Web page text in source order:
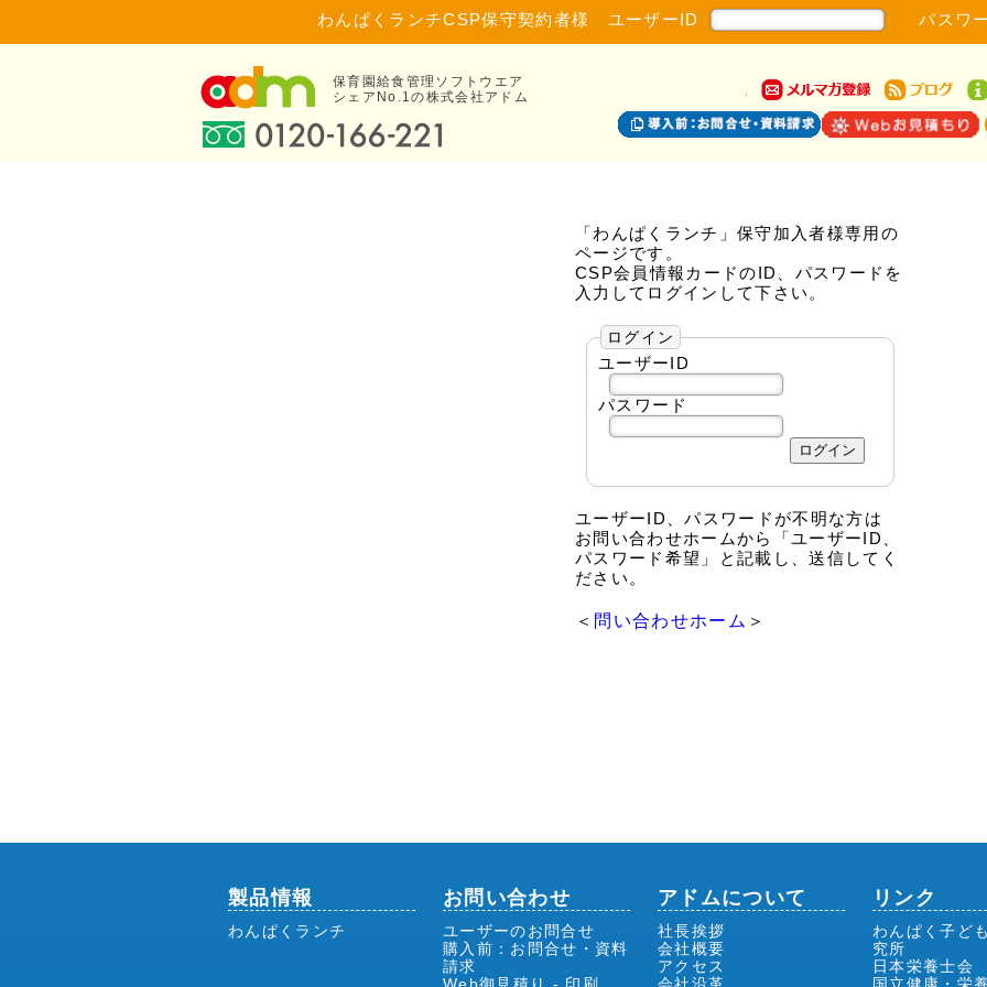
わんぱくランチCSP保守契約者様 ユーザーID パスワ
保育園給食管理ソフトウエア
シェアNo.1の株式会社アドム
「わんぱくランチ」保守加入者様専用の
ページです。
CSP会員情報カードのID、パスワードを
入力してログインして下さい。
ログイン
ユーザーID
パスワード
ユーザーID、パスワードが不明な方は
お問い合わせホームから「ユーザーID、
パスワード希望」と記載し、送信してく
ださい。
＜ 問い合わせホーム ＞
製品情報
わんぱくランチ
お問い合わせ
ユーザーのお問合せ
購入前：お問合せ・資料
請求
アドムについて
社長挨拶
会社概要
アクセス
リンク
わんぱく子ど
究所
日本栄養士会